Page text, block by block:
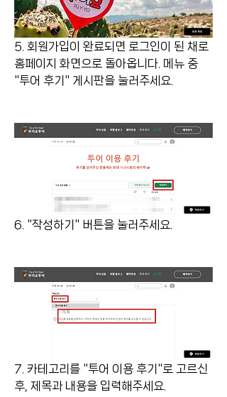
5. 회원가입이 완료되면 로그인이 된 채로
홈페이지 화면으로 돌아옵니다. 메뉴 중
"투어 후기" 게시판을 눌러주세요.
6. "작성하기" 버튼을 눌러주세요.
7. 카테고리를 "투어 이용 후기"로 고르신
후, 제목과 내용을 입력해주세요.